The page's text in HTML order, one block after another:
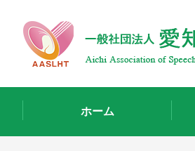
ホーム